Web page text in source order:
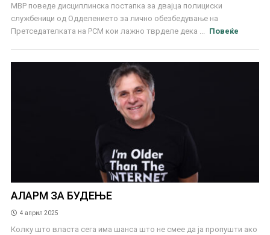
МВР поведе дисциплинска постапка за двајца полициски
службеници од Одделението за лично обезбедување на
Претседателката на РСМ кои лажно тврделе дека ...
Повеќе
АЛАРМ ЗА БУДЕЊЕ
4 април 2025
Колку што власта сега има шанса што не смее да ја пропушти ако